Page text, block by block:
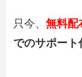
只今、無料配
でのサポート